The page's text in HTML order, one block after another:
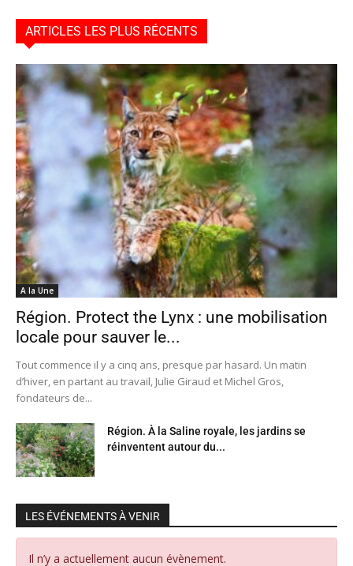
ARTICLES LES PLUS RÉCENTS
A la Une
Région. Protect the Lynx : une mobilisation
locale pour sauver le...
Tout commence il y a cinq ans, presque par hasard. Un matin
d’hiver, en partant au travail, Julie Giraud et Michel Gros,
fondateurs de...
Région. À la Saline royale, les jardins se
réinventent autour du...
LES ÉVÉNEMENTS À VENIR
Il n’y a actuellement aucun évènement.